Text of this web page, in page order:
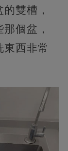
雙槽，
個盆，
西非常